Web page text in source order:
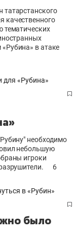
татарстанского
качественного
тематических
в атаке
необходимо
небольшую
игроки
6
было